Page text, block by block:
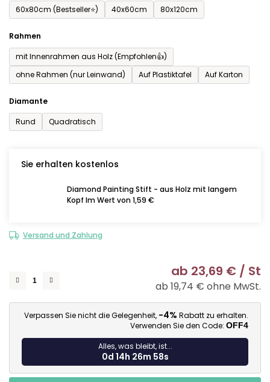
60x80cm (Bestseller⭐)
40x60cm 80x120cm
Rahmen
mit Innenrahmen aus Holz (Empfohlen👍)
ohne Rahmen (nur Leinwand)
Auf Plastiktafel Auf Karton
Diamante
Rund
Quadratisch
Sie erhalten kostenlos
Diamond Painting Stift - aus Holz mit langem
Kopf Im Wert von 1,59 €
Versand und Zahlung
ab 23,69 € / St
ab 19,74 € ohne MwSt.
Verpassen Sie nicht die Gelegenheit, -4% Rabatt zu erhalten.
Verwenden Sie den Code: OFF4
Alles, was bleibt, ist...
0d 14h 26m 57s